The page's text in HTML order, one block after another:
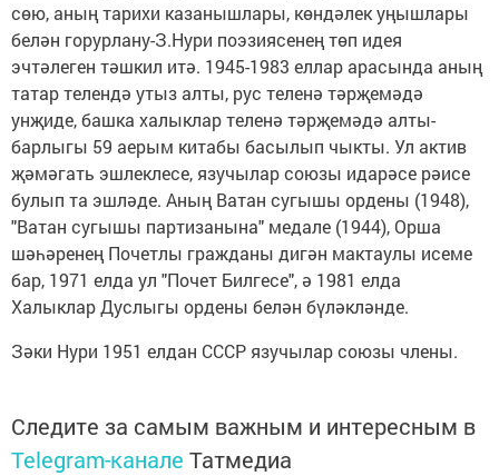
сөю, аның тарихи казанышлары, көндәлек уңышлары
белән горурлану-З.Нури поэзиясенең төп идея
эчтәлеген тәшкил итә. 1945-1983 еллар арасында аның
татар телендә утыз алты, рус теленә тәрҗемәдә
унҗиде, башка халыклар теленә тәрҗемәдә алты-
барлыгы 59 аерым китабы басылып чыкты. Ул актив
җәмәгать эшлеклесе, язучылар союзы идарәсе рәисе
булып та эшләде. Аның Ватан сугышы ордены (1948),
"Ватан сугышы партизанына" медале (1944), Орша
шәһәренең Почетлы гражданы дигән мактаулы исеме
бар, 1971 елда ул "Почет Билгесе", ә 1981 елда
Халыклар Дуслыгы ордены белән бүләкләнде.
Зәки Нури 1951 елдан СССР язучылар союзы члены.
Следите за самым важным и интересным в
Telegram-канале Татмедиа